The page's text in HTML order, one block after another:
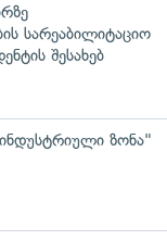
სარეაბილიტაციო
შესახებ
ზონა"